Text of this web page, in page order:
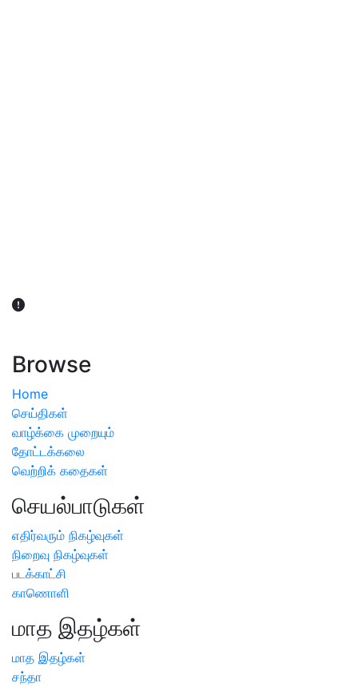
Browse
Home
செய்திகள்
வாழ்க்கை முறையும்
தோட்டக்கலை
வெற்றிக் கதைகள்
செயல்பாடுகள்
எதிர்வரும் நிகழ்வுகள்
நிறைவு நிகழ்வுகள்
படக்காட்சி
காணொளி
மாத இதழ்கள்
மாத இதழ்கள்
சந்தா